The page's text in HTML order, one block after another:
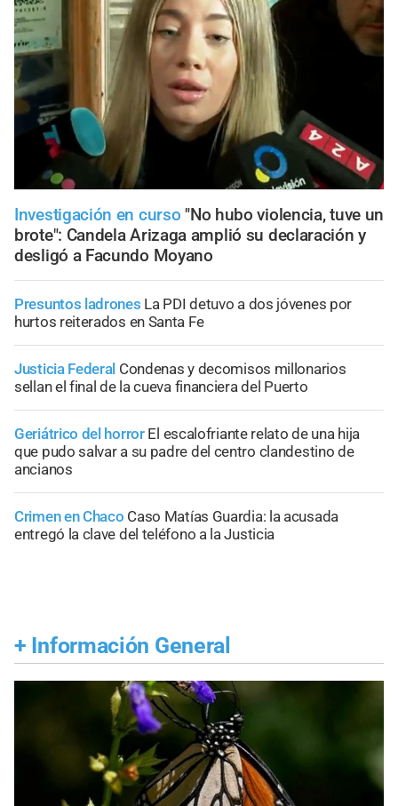
Investigación en curso "No hubo violencia, tuve un
brote": Candela Arizaga amplió su declaración y
desligó a Facundo Moyano
Presuntos ladrones La PDI detuvo a dos jóvenes por
hurtos reiterados en Santa Fe
Justicia Federal Condenas y decomisos millonarios
sellan el final de la cueva financiera del Puerto
Geriátrico del horror El escalofriante relato de una hija
que pudo salvar a su padre del centro clandestino de
ancianos
Crimen en Chaco Caso Matías Guardia: la acusada
entregó la clave del teléfono a la Justicia
+ Información General